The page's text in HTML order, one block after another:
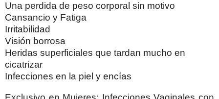
Una perdida de peso corporal sin motivo
Cansancio y Fatiga
Irritabilidad
Visión borrosa
Heridas superficiales que tardan mucho en
cicatrizar
Infecciones en la piel y encías